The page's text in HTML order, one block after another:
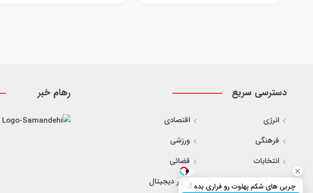
دسترسی سریع
انرژی
اقتصادی
فرهنگی
ورزشی
انتخابات
قضائی
رمز ارز ها
اخبار دیجیتال
رهام خبر
چربی های شکم پهلوت رو فراری بده